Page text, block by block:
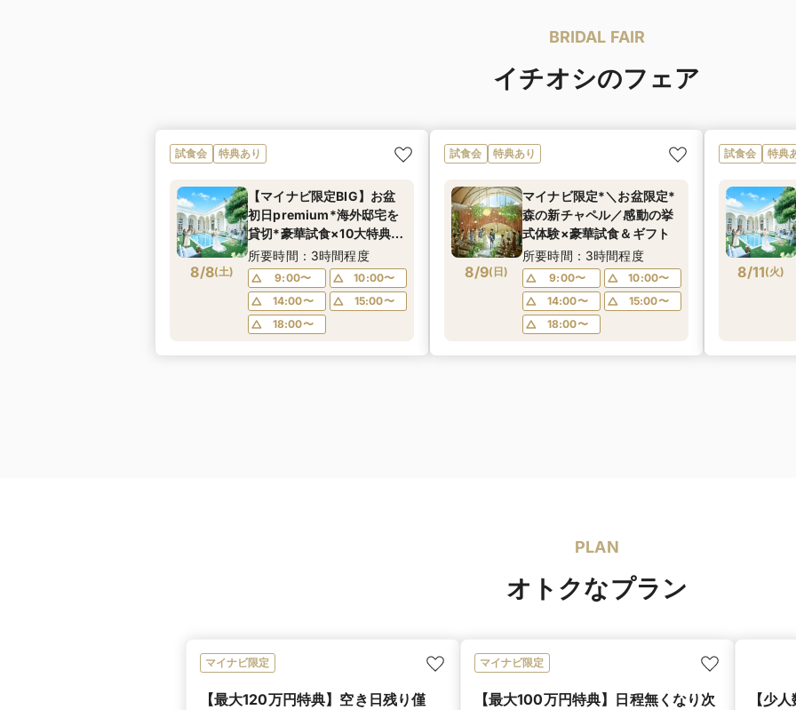
BRIDAL FAIR
イチオシのフェア
試食会 特典あり
8/8(土)
【マイナビ限定BIG】お盆
初日premium*海外邸宅を
貸切*豪華試食×10大特典×
演出体験
所要時間：3時間程度
9:00〜
10:00〜
14:00〜
15:00〜
18:00〜
試食会 特典あり
8/9( 日)
マイナビ限定*＼お盆限定*
森の新チャペル／感動の挙
式体験×豪華試食＆ギフト
所要時間：3時間程度
9:00〜
10:00〜
14:00〜
15:00〜
18:00〜
試食会 特典
8/11(火)
PLAN
オトクなプラン
マイナビ限定
【最大120万円特典】空き日残り僅
マイナビ限定
【最大100万円特典】日程無くなり次
【少